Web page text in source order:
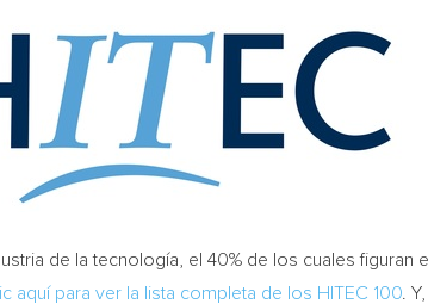
de la tecnología, el 40% de los cuales figuran
aquí para ver la lista completa de los HITEC 100 .